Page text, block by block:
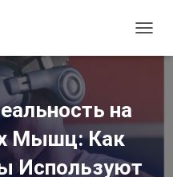
на
Мышц: Как
Используют